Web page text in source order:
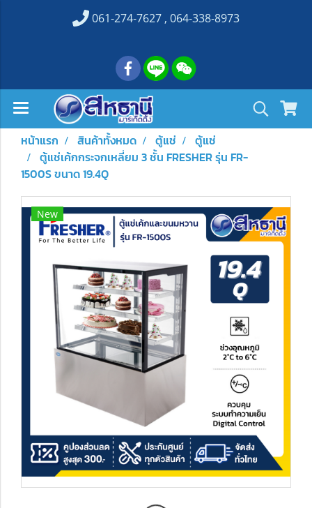
061-274-7627 , 064-338-8973
หน้าแรก สินค้าทั้งหมด ตู้แช่
ตู้แช่
ตู้แช่เค้กกระจกเหลี่ยม 3 ชั้น FRESHER รุ่น FR-
1500S ขนาด 19.4Q
New